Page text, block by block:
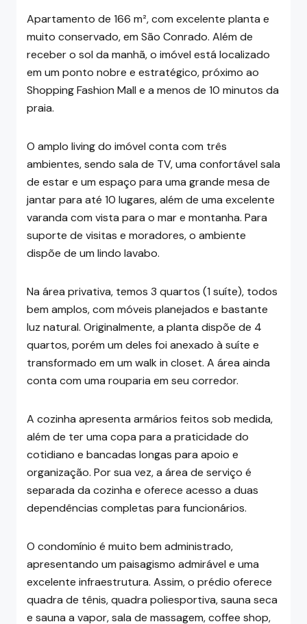
Apartamento de 166 m², com excelente planta e
muito conservado, em São Conrado. Além de
receber o sol da manhã, o imóvel está localizado
em um ponto nobre e estratégico, próximo ao
Shopping Fashion Mall e a menos de 10 minutos da
praia.
O amplo living do imóvel conta com três
ambientes, sendo sala de TV, uma confortável sala
de estar e um espaço para uma grande mesa de
jantar para até 10 lugares, além de uma excelente
varanda com vista para o mar e montanha. Para
suporte de visitas e moradores, o ambiente
dispõe de um lindo lavabo.
Na área privativa, temos 3 quartos (1 suíte), todos
bem amplos, com móveis planejados e bastante
luz natural. Originalmente, a planta dispõe de 4
quartos, porém um deles foi anexado à suíte e
transformado em um walk in closet. A área ainda
conta com uma rouparia em seu corredor.
A cozinha apresenta armários feitos sob medida,
além de ter uma copa para a praticidade do
cotidiano e bancadas longas para apoio e
organização. Por sua vez, a área de serviço é
separada da cozinha e oferece acesso a duas
dependências completas para funcionários.
O condomínio é muito bem administrado,
apresentando um paisagismo admirável e uma
excelente infraestrutura. Assim, o prédio oferece
quadra de tênis, quadra poliesportiva, sauna seca
e sauna a vapor, sala de massagem, coffee shop,